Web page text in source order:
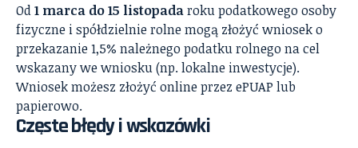
Od1 marca do 15 listopadaroku podatkowego osoby
fizyczne i spółdzielnie rolne mogą złożyć wniosek o
przekazanie 1,5% należnego podatku rolnego na cel
wskazany we wniosku (np. lokalne inwestycje).
Wniosek możesz złożyć online przez ePUAP lub
papierowo.
Częste błędy i wskazówki